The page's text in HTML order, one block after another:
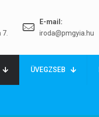
E-mail:
iroda@pmgyia.hu
ÜVEGZSEB